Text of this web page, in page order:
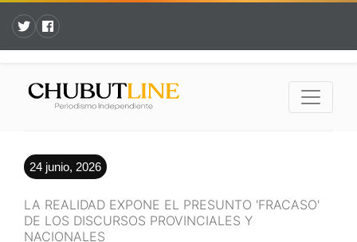
24 junio, 2026
LA REALIDAD EXPONE EL PRESUNTO 'FRACASO'
DE LOS DISCURSOS PROVINCIALES Y
NACIONALES